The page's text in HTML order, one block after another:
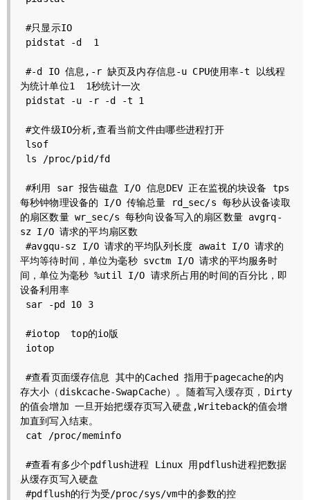
#只显示IO
#-d IO 信息,-r 缺页及内存信息-u CPU使用率-t 以线程
为统计单位1  1秒统计一次
#文件级IO分析,查看当前文件由哪些进程打开
#利用 sar 报告磁盘 I/O 信息DEV 正在监视的块设备 tps
每秒钟物理设备的 I/O 传输总量 rd_sec/s 每秒从设备读取
的扇区数量 wr_sec/s 每秒向设备写入的扇区数量 avgrq-
sz I/O 请求的平均扇区数
#avgqu-sz I/O 请求的平均队列长度 await I/O 请求的
平均等待时间，单位为毫秒 svctm I/O 请求的平均服务时
间，单位为毫秒 %util I/O 请求所占用的时间的百分比，即
设备利用率
#iotop  top的io版
#查看页面缓存信息 其中的Cached 指用于pagecache的内
存大小（diskcache-SwapCache）。随着写入缓存页，Dirty
的值会增加 一旦开始把缓存页写入硬盘,Writeback的值会增
加直到写入结束。
#查看有多少个pdflush进程 Linux 用pdflush进程把数据
从缓存页写入硬盘
#pdflush的行为受/proc/sys/vm中的参数的控